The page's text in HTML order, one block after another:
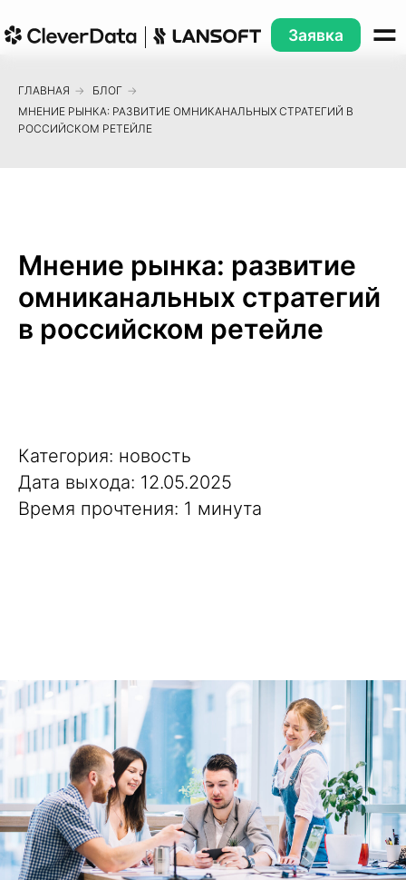
Заявка
ГЛАВНАЯ → БЛОГ →
МНЕНИЕ РЫНКА: РАЗВИТИЕ ОМНИКАНАЛЬНЫХ СТРАТЕГИЙ В
РОССИЙСКОМ РЕТЕЙЛЕ
Мнение рынка: развитие
омниканальных стратегий
в российском ретейле
Категория: новость
Дата выхода: 12.05.2025
Время прочтения: 1 минута